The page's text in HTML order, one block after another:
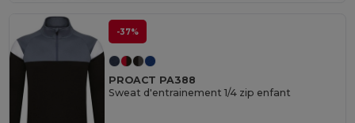
-37%
PROACT PA388
Sweat d'entrainement 1/4 zip enfant